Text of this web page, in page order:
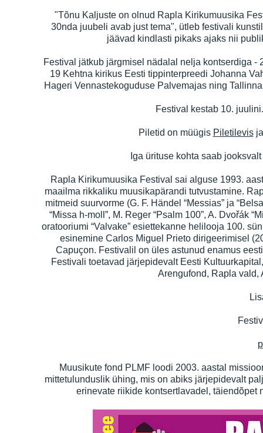
"Tõnu Kaljuste on olnud Rapla Kirikumuusika
30nda juubeli avab just tema", ütleb festivali
jäävad kindlasti pikaks ajaks nii
Festival jätkub järgmisel nädalal nelja kontserdiga
19 Kehtna kirikus Eesti tippinterpreedi Johanna
Hageri Vennastekoguduse Palvemajas ning
Festival kestab 10.
Piletid on müügis Piletilevisja
Iga ürituse kohta saab
Rapla Kirikumuusika Festival sai alguse 1993.
maailma rikkaliku muusikapärandi tutvustamine.
mitmeid suurvorme (G. F. Händel “Messias” ja
“Missa h-moll”, M. Reger “Psalm 100”, A. Dvořák
oratooriumi “Valvake” esiettekanne helilooja 100.
esinemine Carlos Miguel Prieto dirigeerimisel
Capuçon. Festivalil on üles astunud enamus
Festivali toetavad järjepidevalt Eesti
Arengufond, Rapla vald,
Muusikute fond PLMF loodi 2003. aastal
mittetulunduslik ühing, mis on abiks järjepidevalt
erinevate riikide kontsertlavadel,